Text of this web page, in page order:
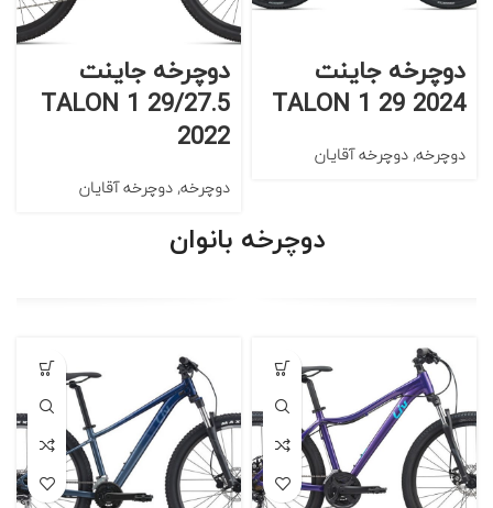
دوچرخه جاینت
TALON 1 29 2024
دوچرخه, دوچرخه آقایان
دوچرخه جاینت
TALON 1 29/27.5
2022
دوچرخه, دوچرخه آقایان
دوچرخه بانوان